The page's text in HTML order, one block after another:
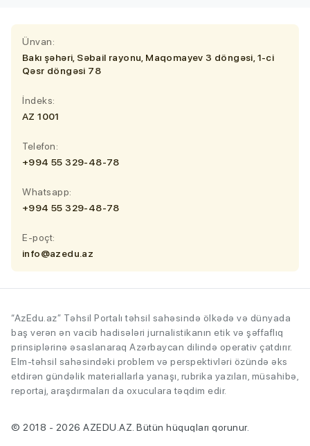
Ünvan:
Bakı şəhəri, Səbail rayonu, Maqomayev 3 döngəsi, 1-ci
Qəsr döngəsi 78
İndeks:
AZ 1001
Telefon:
+994 55 329-48-78
Whatsapp:
+994 55 329-48-78
E-poçt:
info@azedu.az
“AzEdu.az” Təhsil Portalı təhsil sahəsində ölkədə və dünyada
baş verən ən vacib hadisələri jurnalistikanın etik və şəffaflıq
prinsiplərinə əsaslanaraq Azərbaycan dilində operativ çatdırır.
Elm-təhsil sahəsindəki problem və perspektivləri özündə əks
etdirən gündəlik materiallarla yanaşı, rubrika yazıları, müsahibə,
reportaj, araşdırmaları da oxuculara təqdim edir.
© 2018 - 2026 AZEDU.AZ. Bütün hüquqları qorunur.